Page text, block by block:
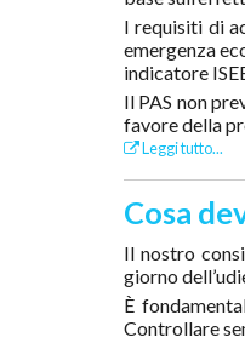
I requisiti di
emergenza
indicatore
Il PAS non
favore della
Leggi tutto...
Cosa
Il nostro
giorno
È
Controllare